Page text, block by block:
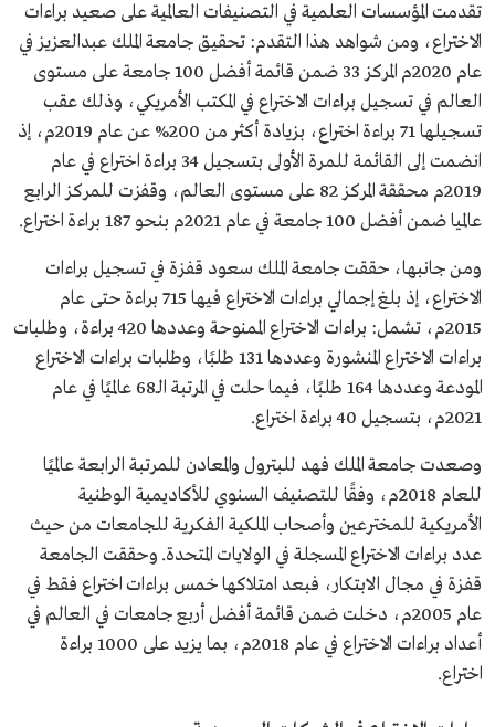
تقدمت المؤسسات العلمية في التصنيفات العالمية على صعيد براءات
الاختراع، ومن شواهد هذا التقدم: تحقيق جامعة الملك عبدالعزيز في
عام 2020م المركز 33 ضمن قائمة أفضل 100 جامعة على مستوى
العالم في تسجيل براءات الاختراع في المكتب الأمريكي، وذلك عقب
تسجيلها 71 براءة اختراع، بزيادة أكثر من 200% عن عام 2019م، إذ
انضمت إلى القائمة للمرة الأولى بتسجيل 34 براءة اختراع في عام
2019م محققة المركز 82 على مستوى العالم، وقفزت للمركز الرابع
عالميا ضمن أفضل 100 جامعة في عام 2021م بنحو 187 براءة اختراع.
ومن جانبها، حققت جامعة الملك سعود قفزة في تسجيل براءات
الاختراع، إذ بلغ إجمالي براءات الاختراع فيها 715 براءة حتى عام
2015م، تشمل: براءات الاختراع الممنوحة وعددها 420 براءة، وطلبات
براءات الاختراع المنشورة وعددها 131 طلبًا، وطلبات براءات الاختراع
المودعة وعددها 164 طلبًا، فيما حلت في المرتبة الـ68 عالميًا في عام
2021م، بتسجيل 40 براءة اختراع.
و‏صعدت جامعة الملك فهد للبترول والمعادن للمرتبة الرابعة عالميًا
للعام 2018م، وفقًا للتصنيف السنوي للأكاديمية الوطنية
الأمريكية للمخترعين وأصحاب الملكية الفكرية للجامعات من حيث
عدد براءات الاختراع المسجلة في الولايات المتحدة. وحققت الجامعة
قفزة في مجال الابتكار، فبعد امتلاكها خمس براءات اختراع فقط في
عام 2005م، دخلت ضمن قائمة أفضل أربع جامعات في العالم في
أعداد براءات الاختراع في عام 2018م، بما يزيد على 1000 براءة
اختراع.